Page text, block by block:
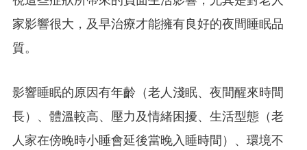
家影響很大，及早治療才能擁有良好的夜間睡眠品
質。
影響睡眠的原因有年齡（老人淺眠、夜間醒來時間
長）、體溫較高、壓力及情緒困擾、生活型態（老
人家在傍晚時小睡會延後當晚入睡時間）、環境不